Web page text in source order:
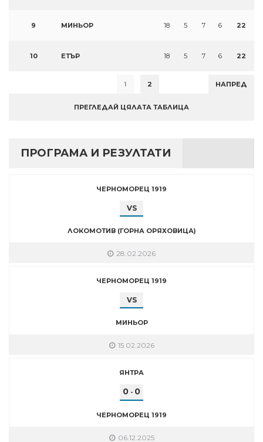
9 МИНЬОР 18 5 7 6 22
10 ЕТЪР 18 5 7 6 22
1 2 НАПРЕД
ПРЕГЛЕДАЙ ЦЯЛАТА ТАБЛИЦА
ПРОГРАМА И РЕЗУЛТАТИ
ЧЕРНОМОРЕЦ 1919
VS
ЛОКОМОТИВ (ГОРНА ОРЯХОВИЦА)
28.02.2026
ЧЕРНОМОРЕЦ 1919
VS
МИНЬОР
15.02.2026
ЯНТРА
0 - 0
ЧЕРНОМОРЕЦ 1919
06.12.2025